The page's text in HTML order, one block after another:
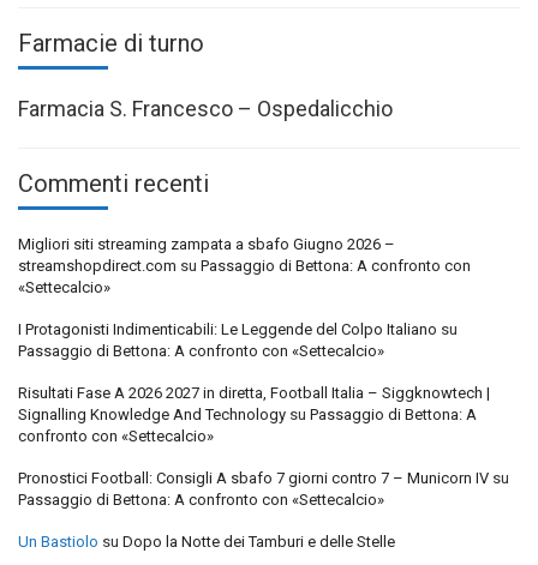
Farmacie di turno
Farmacia S. Francesco – Ospedalicchio
Commenti recenti
Migliori siti streaming zampata a sbafo Giugno 2026 –
streamshopdirect.com su Passaggio di Bettona: A confronto con
«Settecalcio»
I Protagonisti Indimenticabili: Le Leggende del Colpo Italiano su
Passaggio di Bettona: A confronto con «Settecalcio»
Risultati Fase A 2026 2027 in diretta, Football Italia – Siggknowtech |
Signalling Knowledge And Technology su Passaggio di Bettona: A
confronto con «Settecalcio»
Pronostici Football: Consigli A sbafo 7 giorni contro 7 – Municorn IV su
Passaggio di Bettona: A confronto con «Settecalcio»
Un Bastiolo su Dopo la Notte dei Tamburi e delle Stelle